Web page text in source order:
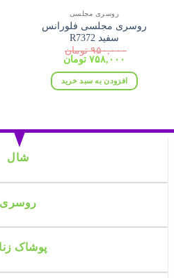
روسری مجلسی
روسری مجلسی فلورانس
سفید R7372
۹۵۰,۰۰۰ تومان
قیمت
۹۵۰,۰۰۰ تومان
بود.
۷۵۸,۰۰۰ تومان
۷۵۸,۰۰۰ تومان. افزودن به سبد خرید
شال
روسری
پوشاک